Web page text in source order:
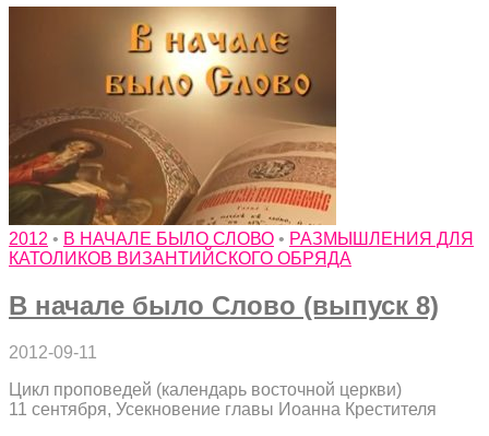
2012 • В НАЧАЛЕ БЫЛО СЛОВО • РАЗМЫШЛЕНИЯ ДЛЯ
КАТОЛИКОВ ВИЗАНТИЙСКОГО ОБРЯДА
В начале было Слово (выпуск 8)
2012-09-11
Цикл проповедей (календарь восточной церкви)
11 сентября, Усекновение главы Иоанна Крестителя